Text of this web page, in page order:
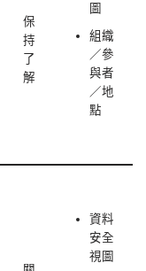
保
持
了
解
圖
組織
／參
與者
／地
點
資料
安全
視圖